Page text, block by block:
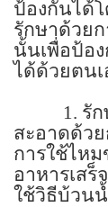
ป้องกันได้
รักษาด้วย
นั้นเพื่อป้อ
ได้ด้วยตนเ
1. รั
สะอาดด้ว
การใช้ไห
อาหารเสร็
ใช้วิธีบ้วนน้